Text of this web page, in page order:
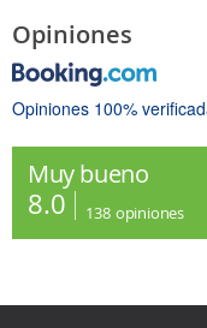
Opiniones
Opiniones 100%
Muy bueno
8.0 138 opiniones